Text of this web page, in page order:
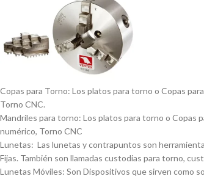
Copas para Torno: Los platos para torno o Copas
Torno CNC.
Mandriles para torno: Los platos para torno o Copas
numérico, Torno CNC
Lunetas: Las lunetas y contrapuntos son
Fijas. También son llamadas custodias para torno,
Lunetas Móviles: Son Dispositivos que sirven como